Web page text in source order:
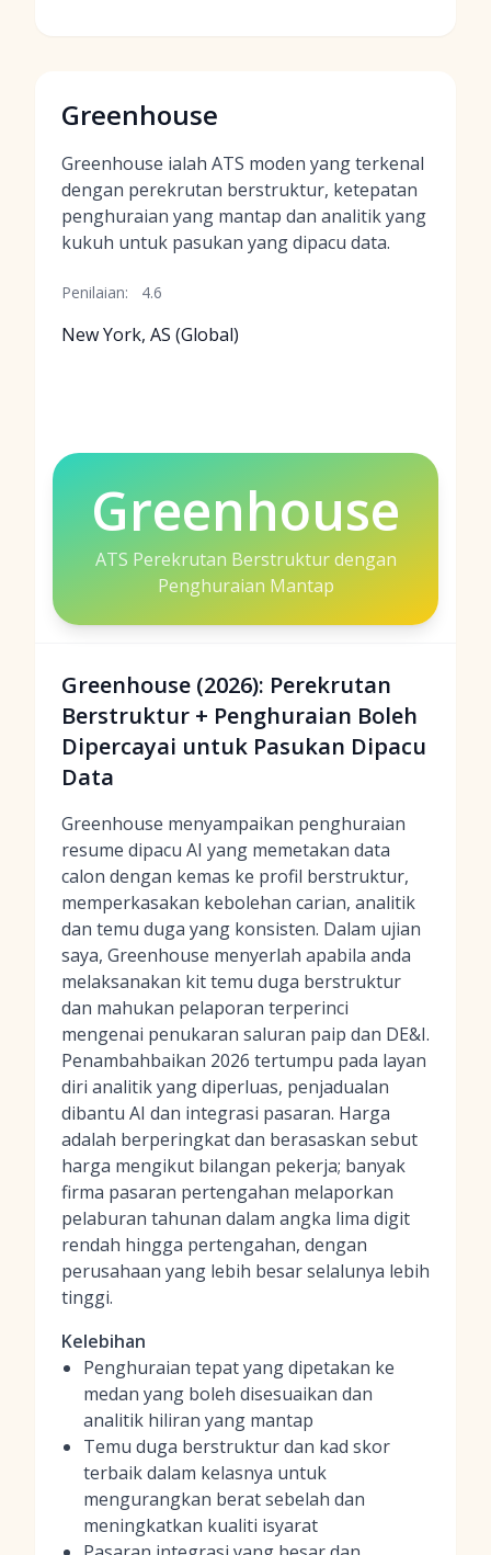
Greenhouse
Greenhouse ialah ATS moden yang terkenal
dengan perekrutan berstruktur, ketepatan
penghuraian yang mantap dan analitik yang
kukuh untuk pasukan yang dipacu data.
Penilaian: 4.6
New York, AS (Global)
Greenhouse
ATS Perekrutan Berstruktur dengan
Penghuraian Mantap
Greenhouse (2026): Perekrutan
Berstruktur + Penghuraian Boleh
Dipercayai untuk Pasukan Dipacu
Data
Greenhouse menyampaikan penghuraian
resume dipacu AI yang memetakan data
calon dengan kemas ke profil berstruktur,
memperkasakan kebolehan carian, analitik
dan temu duga yang konsisten. Dalam ujian
saya, Greenhouse menyerlah apabila anda
melaksanakan kit temu duga berstruktur
dan mahukan pelaporan terperinci
mengenai penukaran saluran paip dan DE&I.
Penambahbaikan 2026 tertumpu pada layan
diri analitik yang diperluas, penjadualan
dibantu AI dan integrasi pasaran. Harga
adalah berperingkat dan berasaskan sebut
harga mengikut bilangan pekerja; banyak
firma pasaran pertengahan melaporkan
pelaburan tahunan dalam angka lima digit
rendah hingga pertengahan, dengan
perusahaan yang lebih besar selalunya lebih
tinggi.
Kelebihan
Penghuraian tepat yang dipetakan ke
medan yang boleh disesuaikan dan
analitik hiliran yang mantap
Temu duga berstruktur dan kad skor
terbaik dalam kelasnya untuk
mengurangkan berat sebelah dan
meningkatkan kualiti isyarat